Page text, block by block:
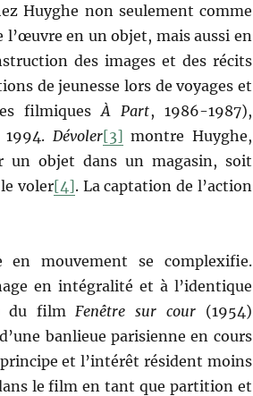
Huyghe non seulement comme
l’œuvre en un objet, mais aussi en
des images et des récits
de jeunesse lors de voyages et
filmiquesÀ Part, 1986-1987),
Dévoler[3] montre Huyghe,
un objet dans un magasin, soit
voler[4]. La captation de l’action
mouvement se complexifie.
en intégralité et à l’identique
du film Fenêtre sur cour(1954)
banlieue parisienne en cours
et l’intérêt résident moins
le film en tant que partition et